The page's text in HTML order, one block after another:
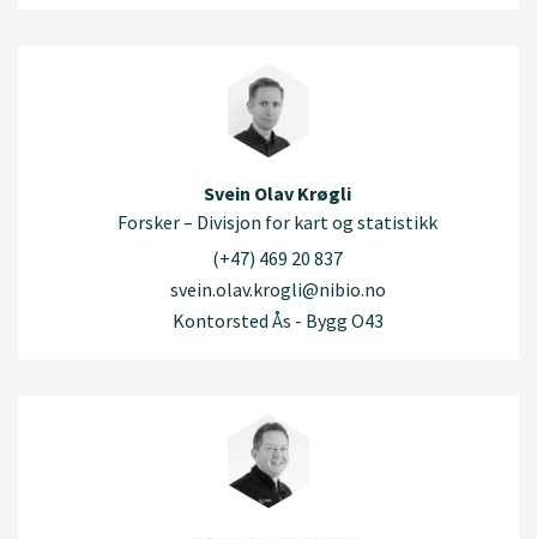
Svein Olav Krøgli
Forsker – Divisjon for kart og statistikk
(+47) 469 20 837
svein.olav.krogli@nibio.no
Kontorsted Ås - Bygg O43